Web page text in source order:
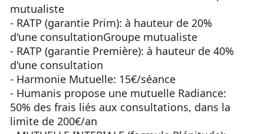
mutualiste
- RATP (garantie Prim): à hauteur de 20%
d'une consultationGroupe mutualiste
- RATP (garantie Première): à hauteur de 40%
d'une consultation
- Harmonie Mutuelle: 15€/séance
- Humanis propose une mutuelle Radiance:
50% des frais liés aux consultations, dans la
limite de 200€/an